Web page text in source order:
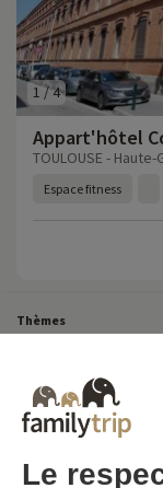
1/4
Appart'hôtel
TOULOUSE -
Espace fitness
Thèmes
Court séjour de dernière
Court séjour Insolite
Destinations
Vacances au Ski en France
Le